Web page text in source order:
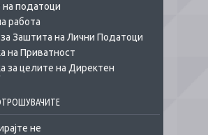
на податоци
работа
Заштита на Лични Податоци
на Приватност
за целите на Директен
не